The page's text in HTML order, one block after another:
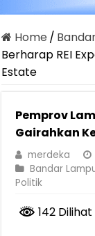
Home /
Berharap REI
Estate
Pemprov
Gairahkan
merdeka
Bandar
Politik
142 Dilihat